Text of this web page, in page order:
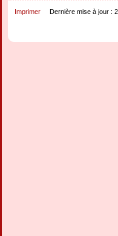
Imprimer Dernière mise à jour :